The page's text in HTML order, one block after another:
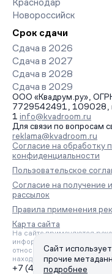
Краснодар
Новороссийск
Срок сдачи
Сдача в 2026
Сдача в 2027
Сдача в 2028
Сдача в 2029
ООО «Квадрум.ру»,
7729542491, 109028,
1 info@kvadroom.ru
Для связи по вопросам
reklama@kvadroom.ru
Согласие на обработку
конфиденциальности
Пользовательское
Согласие на
рассылок
Правила применения
Карта сайта
На сайте применяются
информации на основе
относящихся к
находящихся на
+7 (495) 157-88-80
Сайт
прочие
подробнее